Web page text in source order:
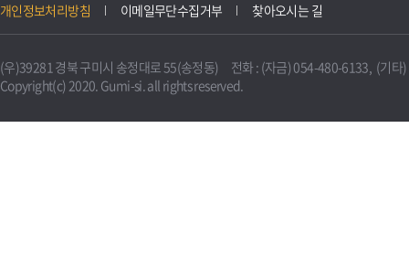
개인정보처리방침 이메일무단수집거부 찾아오시는 길
(우)39281 경북 구미시 송정대로 55(송정동) 전화 : (자금) 054-480-6133, (기타
Copyright(c) 2020. Gumi-si. all rights reserved.